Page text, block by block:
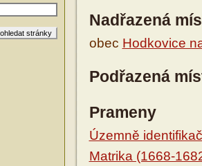
Nadřazená
obec Hodkovice
Podřazená
Prameny
Územně
Matrika (1668-